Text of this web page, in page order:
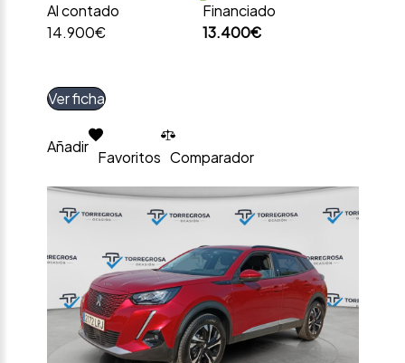
Al contado
14.900€
Financiado
13.400€
Ver ficha
Añadir
Favoritos Comparador